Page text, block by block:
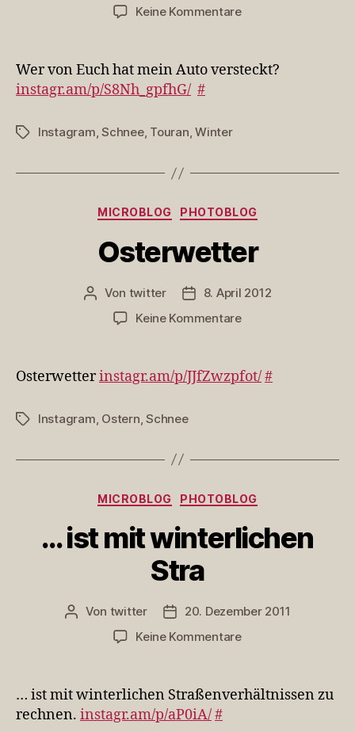
Keine Kommentarezu
Euch
Wer von Euch hat mein Auto versteckt?
instagr.am/p/S8Nh_gpfhG/ #
Schlagwörter
Instagram,Schnee, Touran,Winter
Kategorien
MICROBLOG PHOTOBLOG
Osterwetter
Beitragsautor
Von twitter Veröffentlichungsdatum
8. April 2012
Keine Kommentarezu
Osterwetterinstagr.am/p/JJfZwzpfot/#
Schlagwörter
Instagram Ostern ,Schnee
Kategorien
MICROBLOG PHOTOBLOG
… ist mit winterlichen
Stra
Beitragsautor
Von twitter Veröffentlichungsdatum
20. Dezember 2011
Keine Kommentarezu
mit
… ist mit winterlichen Straßenverhältnissen zu
rechnen. instagr.am/p/aP0iA/#